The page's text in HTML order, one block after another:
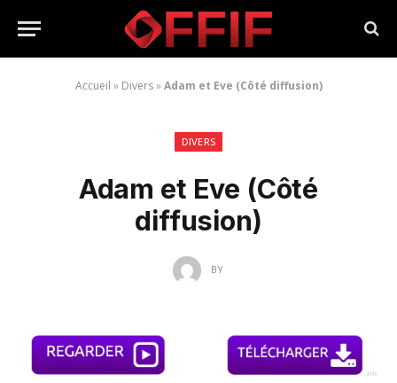
Accueil » Divers»Adam et Eve (Côté diffusion)
DIVERS
Adam et Eve (Côté
diffusion)
BY